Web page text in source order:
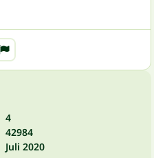
4
42984
Juli 2020